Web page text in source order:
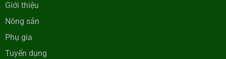
Giới thiệu
Nông sản
Phụ gia
Tuyển dụng